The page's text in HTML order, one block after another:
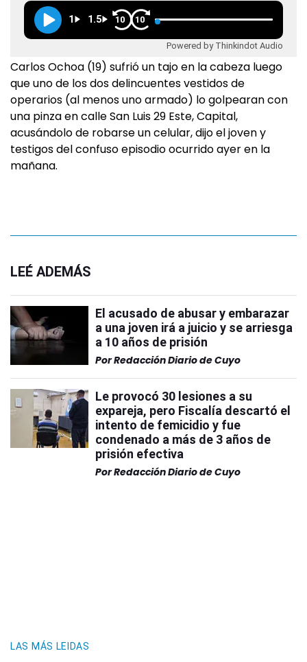
1 1.5 10 10
Powered by Thinkindot Audio
Carlos Ochoa (19) sufrió un tajo en la cabeza luego
que uno de los dos delincuentes vestidos de
operarios (al menos uno armado) lo golpearan con
una pinza en calle San Luis 29 Este, Capital,
acusándolo de robarse un celular, dijo el joven y
testigos del confuso episodio ocurrido ayer en la
mañana.
LEÉ ADEMÁS
El acusado de abusar y embarazar
a una joven irá a juicio y se arriesga
a 10 años de prisión
PorRedacción Diario de Cuyo
Le provocó 30 lesiones a su
expareja, pero Fiscalía descartó el
intento de femicidio y fue
condenado a más de 3 años de
prisión efectiva
PorRedacción Diario de Cuyo
LAS MÁS LEIDAS